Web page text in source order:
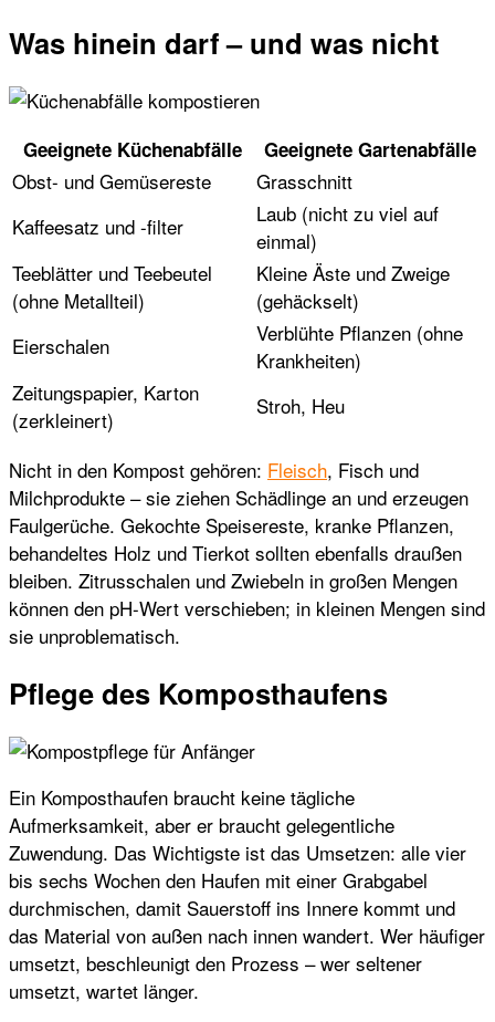
Was hinein darf – und was nicht
Geeignete Küchenabfälle Geeignete Gartenabfälle
Obst- und Gemüsereste
Grasschnitt
Kaffeesatz und -filter
Laub (nicht zu viel auf
einmal)
Teeblätter und Teebeutel
(ohne Metallteil)
Kleine Äste und Zweige
(gehäckselt)
Eierschalen
Verblühte Pflanzen (ohne
Krankheiten)
Zeitungspapier, Karton
(zerkleinert)
Stroh, Heu
Nicht in den Kompost gehören: Fleisch, Fisch und
Milchprodukte – sie ziehen Schädlinge an und erzeugen
Faulgerüche. Gekochte Speisereste, kranke Pflanzen,
behandeltes Holz und Tierkot sollten ebenfalls draußen
bleiben. Zitrusschalen und Zwiebeln in großen Mengen
können den pH-Wert verschieben; in kleinen Mengen sind
sie unproblematisch.
Pflege des Komposthaufens
Ein Komposthaufen braucht keine tägliche
Aufmerksamkeit, aber er braucht gelegentliche
Zuwendung. Das Wichtigste ist das Umsetzen: alle vier
bis sechs Wochen den Haufen mit einer Grabgabel
durchmischen, damit Sauerstoff ins Innere kommt und
das Material von außen nach innen wandert. Wer häufiger
umsetzt, beschleunigt den Prozess – wer seltener
umsetzt, wartet länger.